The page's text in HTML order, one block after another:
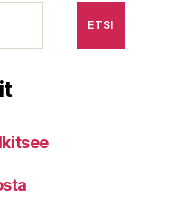
ETSI